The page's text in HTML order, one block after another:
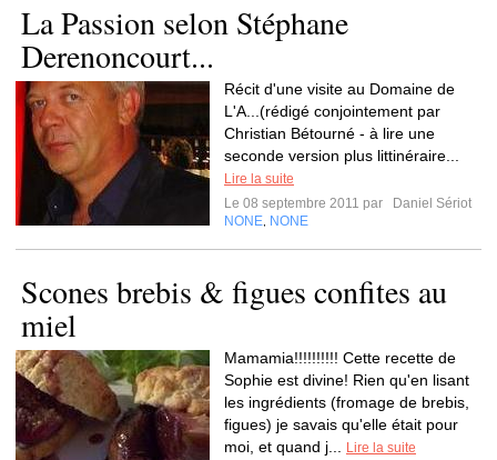
La Passion selon Stéphane
Derenoncourt...
Récit d'une visite au Domaine de
L'A...(rédigé conjointement par
Christian Bétourné - à lire une
seconde version plus littinéraire...
Lire la suite
Le 08 septembre 2011 par
Daniel Sériot
NONE NONE
Scones brebis & figues confites au
miel
Mamamia!!!!!!!!!! Cette recette de
Sophie est divine! Rien qu'en lisant
les ingrédients (fromage de brebis,
figues) je savais qu'elle était pour
moi, et quand j...
Lire la suite